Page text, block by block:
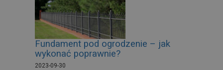
Fundament pod ogrodzenie – jak
wykonać poprawnie?
2023-09-30